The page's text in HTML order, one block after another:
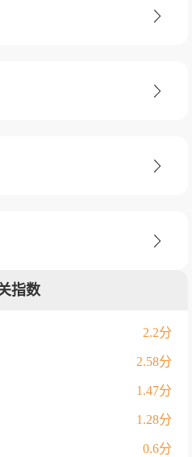
指数
2.2分
2.58分
1.47分
1.28分
0.6分